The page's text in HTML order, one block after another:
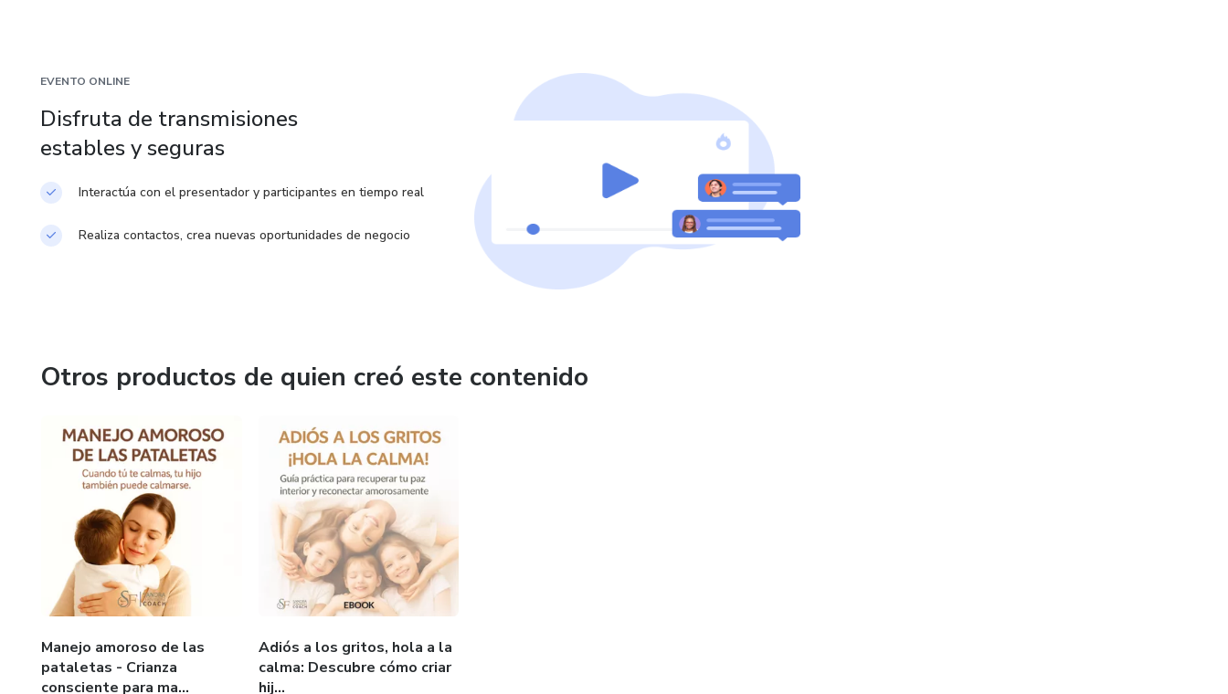
✅Material descargable y guías prácticas.
✅Sesión de preguntas y respuestas al final del taller.
¡No pierdas esta oportunidad de crear un ambiente de amor y armonía en tu hogar! 🏡✨
EVENTO ONLINE
Disfruta de transmisiones
estables y seguras
Interactúa con el presentador y participantes en tiempo real
Realiza contactos, crea nuevas oportunidades de negocio
Otros productos de quien creó este contenido
Manejo amoroso de las
pataletas - Crianza
consciente para ma...
Adiós a los gritos, hola a la
calma: Descubre cómo criar
hij...